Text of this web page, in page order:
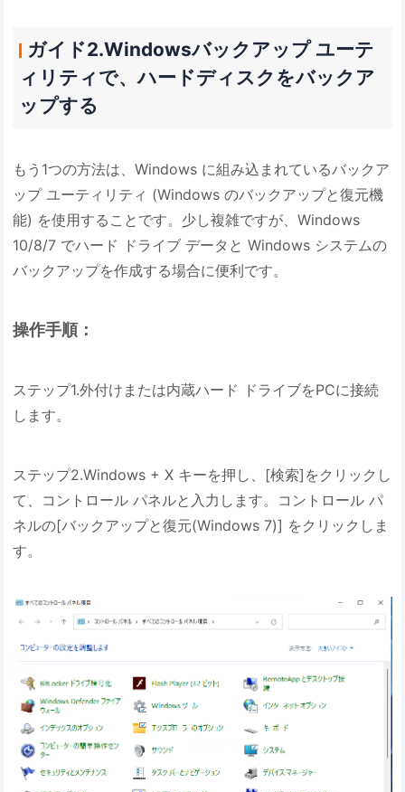
ガイド2.Windowsバックアップ ユーテ
ィリティで、ハードディスクをバックア
ップする
もう1つの方法は、Windows に組み込まれているバックア
ップ ユーティリティ (Windows のバックアップと復元機
能) を使用することです。少し複雑ですが、Windows
10/8/7 でハード ドライブ データと Windows システムの
バックアップを作成する場合に便利です。
操作手順：
ステップ1.外付けまたは内蔵ハード ドライブをPCに接続
します。
ステップ2.Windows + X キーを押し、[検索]をクリックし
て、コントロール パネルと入力します。コントロール パ
ネルの[バックアップと復元(Windows 7)] をクリックしま
す。